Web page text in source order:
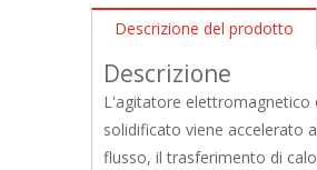
Descrizione del prodotto
Descrizione
L'agitatore elettromagnetico
solidificato viene accelerato
flusso, il trasferimento di